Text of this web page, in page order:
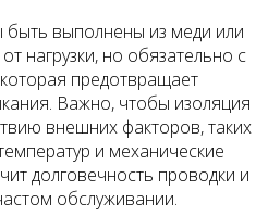
выполнены из меди или
нагрузки, но обязательно с
предотвращает
Важно, чтобы изоляция
внешних факторов, таких
и механические
долговечность проводки и
обслуживании.